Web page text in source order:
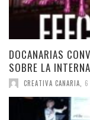
DOCANARIAS
SOBRE LA
CREATIVA CANARIA